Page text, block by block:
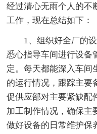
经过清心无雨个人的不
工作，现在总结如下：
1、组织好全厂的
悉心指导车间进行设备
定。每天都能深入车间
的运行情况，跟踪主要
促供应部对主要紧缺配
加工制作情况，确保主
做好设备的日常维护保